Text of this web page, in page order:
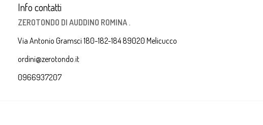
Info contatti
ZEROTONDO DI AUDDINO ROMINA .
Via Antonio Gramsci 180-182-184 89020 Melicucco
ordini@zerotondo.it
0966937207